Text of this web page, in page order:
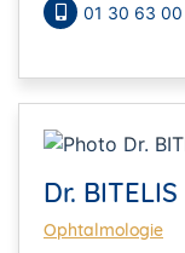
01 30 63
Dr.
Ophtalmologie